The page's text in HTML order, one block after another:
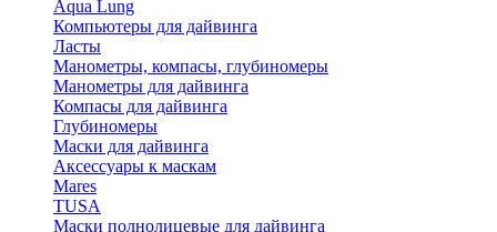
Aqua Lung
Компьютеры для дайвинга
Ласты
Манометры, компасы, глубиномеры
Манометры для дайвинга
Компасы для дайвинга
Глубиномеры
Маски для дайвинга
Аксессуары к маскам
Mares
TUSA
Маски полнолицевые для дайвинга